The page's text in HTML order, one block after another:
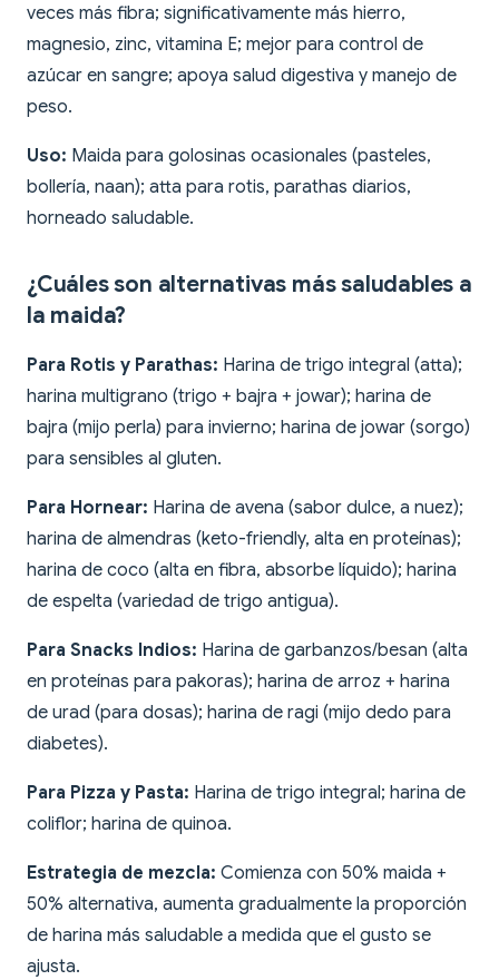
veces más fibra; significativamente más hierro,
magnesio, zinc, vitamina E; mejor para control de
azúcar en sangre; apoya salud digestiva y manejo de
peso.
Uso: Maida para golosinas ocasionales (pasteles,
bollería, naan); atta para rotis, parathas diarios,
horneado saludable.
¿Cuáles son alternativas más saludables a
la maida?
Para Rotis y Parathas: Harina de trigo integral (atta);
harina multigrano (trigo + bajra + jowar); harina de
bajra (mijo perla) para invierno; harina de jowar (sorgo)
para sensibles al gluten.
Para Hornear: Harina de avena (sabor dulce, a nuez);
harina de almendras (keto-friendly, alta en proteínas);
harina de coco (alta en fibra, absorbe líquido); harina
de espelta (variedad de trigo antigua).
Para Snacks Indios: Harina de garbanzos/besan (alta
en proteínas para pakoras); harina de arroz + harina
de urad (para dosas); harina de ragi (mijo dedo para
diabetes).
Para Pizza y Pasta: Harina de trigo integral; harina de
coliflor; harina de quinoa.
Estrategia de mezcla: Comienza con 50% maida +
50% alternativa, aumenta gradualmente la proporción
de harina más saludable a medida que el gusto se
ajusta.